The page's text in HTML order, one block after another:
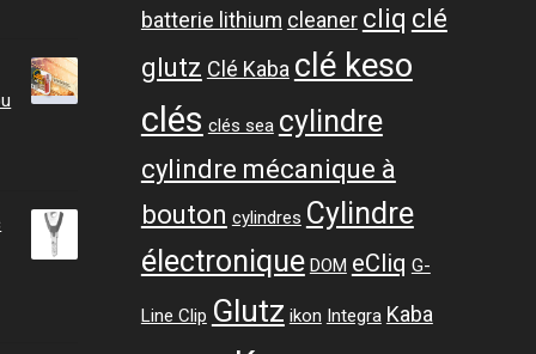
batterie lithium cleaner cliq clé
glutz Clé Kaba clé keso
clés clés sea cylindre
cylindre mécanique à
bouton cylindres Cylindre
électronique DOM eCliq G-
Line Clip Glutz ikon Integra Kaba